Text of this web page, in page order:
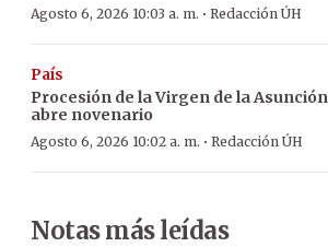
Agosto 6, 2026 10:03 a. m. · Redacción ÚH
País
Procesión de la Virgen de la Asunción
abre novenario
Agosto 6, 2026 10:02 a. m. · Redacción ÚH
Notas más leídas